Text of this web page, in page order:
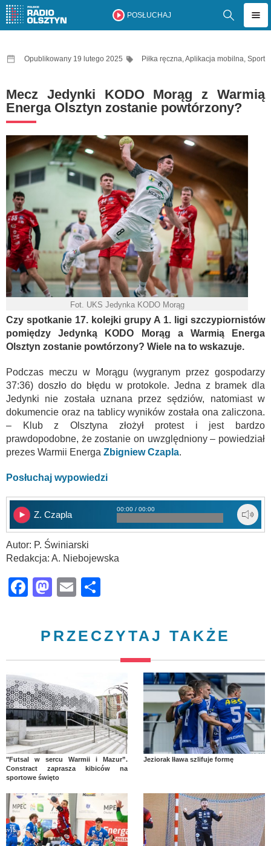
POSŁUCHAJ
Opublikowany 19 lutego 2025 Piłka ręczna,Aplikacja mobilna, Sport
Mecz Jedynki KODO Morąg z Warmią
Energa Olsztyn zostanie powtórzony?
Fot. UKS Jedynka KODO Morąg
Czy spotkanie 17. kolejki grupy A 1. ligi szczypiornistów
pomiędzy Jedynką KODO Morąg a Warmią Energa
Olsztyn zostanie powtórzony? Wiele na to wskazuje.
Podczas meczu w Morągu (wygranym przez gospodarzy
37:36) doszło do błędu w protokole. Jedna z bramek dla
Jedynki nie została uznana przez sędziów, natomiast w
dokumencie oraz na tablicy wyników została ona zaliczona.
– Klub z Olsztyna złożył protest i jest bardzo
prawdopodobne, że zostanie on uwzględniony – powiedział
prezes Warmii Energa Zbigniew Czapla.
Posłuchaj wypowiedzi
Z. Czapla
00:00 / 00:00
Autor: P. Świniarski
Redakcja: A. Niebojewska
Facebook
Mastodon
Email
PRZECZYTAJ TAKŻE
"Futsal w sercu Warmii i Mazur”.
Constract zaprasza kibiców na
sportowe święto
Jeziorak Iława szlifuje formę